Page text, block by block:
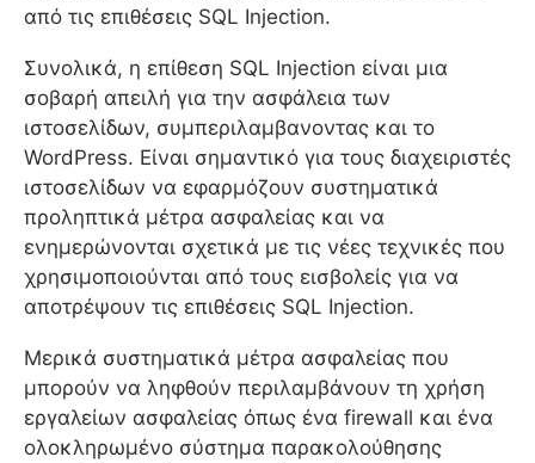
από τις επιθέσεις SQL Injection.
Συνολικά, η επίθεση SQL Injection είναι μια
σοβαρή απειλή για την ασφάλεια των
ιστοσελίδων, συμπεριλαμβανοντας και το
WordPress. Είναι σημαντικό για τους διαχειριστές
ιστοσελίδων να εφαρμόζουν συστηματικά
προληπτικά μέτρα ασφαλείας και να
ενημερώνονται σχετικά με τις νέες τεχνικές που
χρησιμοποιούνται από τους εισβολείς για να
αποτρέψουν τις επιθέσεις SQL Injection.
Μερικά συστηματικά μέτρα ασφαλείας που
μπορούν να ληφθούν περιλαμβάνουν τη χρήση
εργαλείων ασφαλείας όπως ένα firewall και ένα
ολοκληρωμένο σύστημα παρακολούθησης